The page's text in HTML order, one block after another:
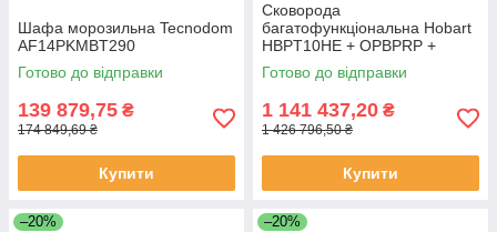
Шафа морозильна Tecnodom
AF14PKMBT290
Готово до відправки
139 879,75 ₴
174 849,69 ₴
Купити
Сковорода
багатофункціональна Hobart
HBPT10HE + OPBPRP +
ACSC
Готово до відправки
1 141 437,20 ₴
1 426 796,50 ₴
Купити
–20% –20%